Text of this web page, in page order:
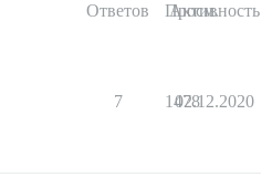
Ответов Просм.
Активность
7 1478
02.12.2020